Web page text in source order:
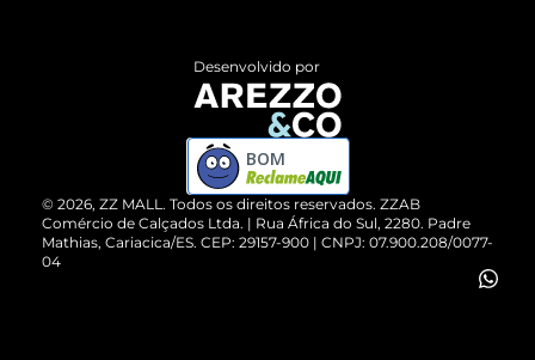
ZZ MALL é confiável
Cartão Presente
Vendas Corporativas
Devolução do Produto
Compre pelo WhatsApp
© 2026, ZZ MALL. Todos os direitos reservados. ZZAB
Comércio de Calçados Ltda. | Rua África do Sul, 2280. Padre
Mathias, Cariacica/ES. CEP: 29157-900 | CNPJ: 07.900.208/0077-
04
Desenvolvido por
BOM